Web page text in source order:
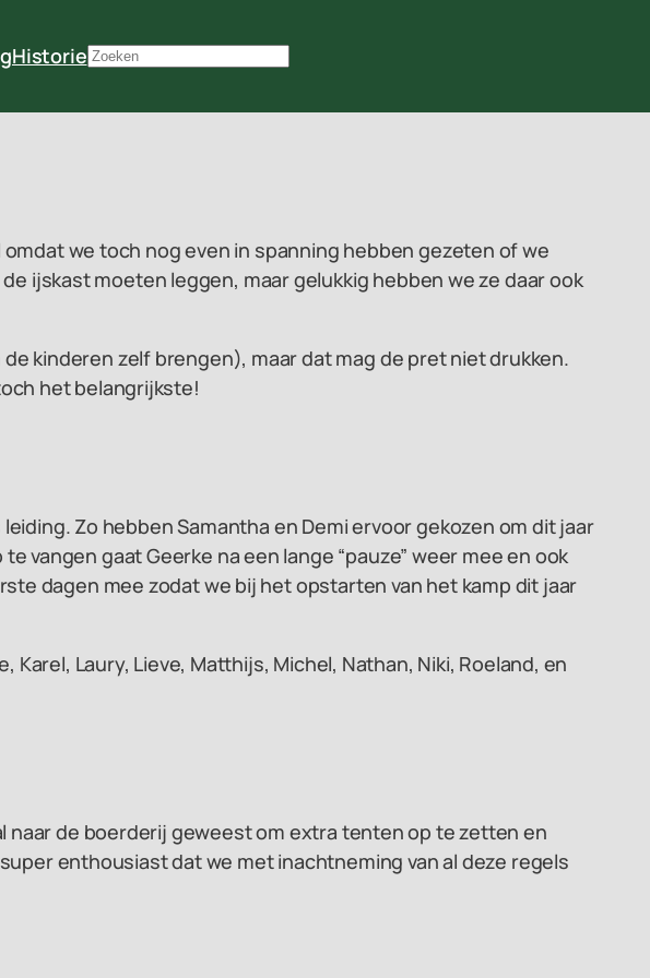
HistorieZoeken
we toch nog even in spanning hebben gezeten of we
ijskast moeten leggen, maar gelukkig hebben we ze daar ook
kinderen zelf brengen), maar dat mag de pret niet drukken.
het belangrijkste!
Zo hebben Samantha en Demi ervoor gekozen om dit jaar
vangen gaat Geerke na een lange “pauze” weer mee en ook
dagen mee zodat we bij het opstarten van het kamp dit jaar
Laury, Lieve, Matthijs, Michel, Nathan, Niki, Roeland, en
naar de boerderij geweest om extra tenten op te zetten en
enthousiast dat we met inachtneming van al deze regels